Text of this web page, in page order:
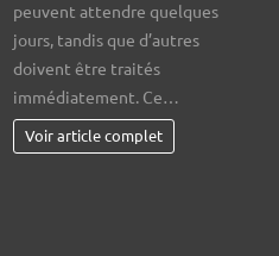
peuvent attendre quelques
jours, tandis que d’autres
doivent être traités
immédiatement. Ce…
Voir article complet